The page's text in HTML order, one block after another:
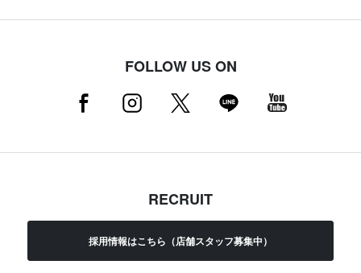
FOLLOW US ON
RECRUIT
採用情報はこちら（店舗スタッフ募集中）